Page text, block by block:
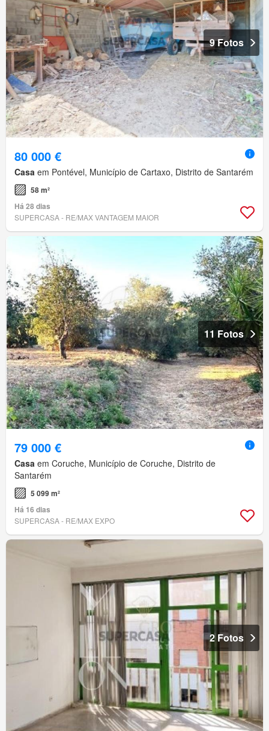
9 Fotos
80 000 €
Casa em Pontével, Município de Cartaxo, Distrito de Santarém
58 m²
Há 28 dias
SUPERCASA - RE/MAX VANTAGEM MAIOR
11 Fotos
79 000 €
Casa em Coruche, Município de Coruche, Distrito de
Santarém
5 099 m²
Há 16 dias
SUPERCASA - RE/MAX EXPO
2 Fotos